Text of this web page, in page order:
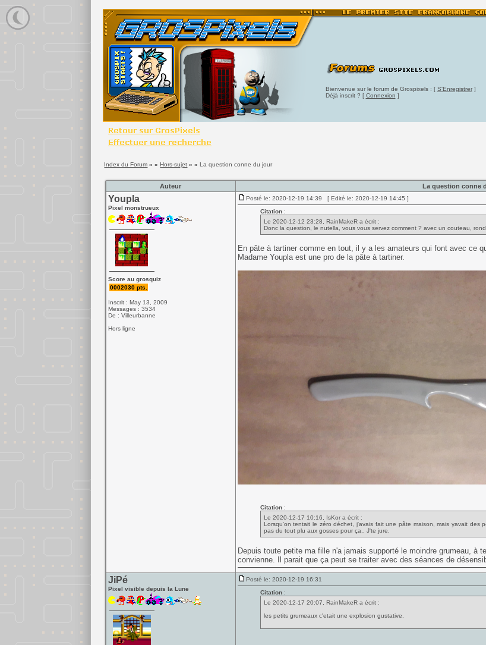
Bienvenue sur le forum de Grospixels : [ S'Enregistrer]
Déjà inscrit ? [ Connexion ]
Index du Forum » »Hors-sujet » »La question conne du jour
Auteur La question conne
Youpla
Pixel monstrueux
Score au grosquiz
0002030 pts.
Inscrit : May 13, 2009
Messages : 3534
De : Villeurbanne
Hors ligne
Posté le: 2020-12-19 14:39 [ Edité le: 2020-12-19 14:45 ]
Citation:
Le 2020-12-12 23:28, RainMakeR a écrit :
Donc la question, le nutella, vous vous servez comment ? avec un couteau,
En pâte à tartiner comme en tout, il y a les amateurs qui font avec ce
Madame Youpla est une pro de la pâte à tartiner.
Citation:
Le 2020-12-17 10:16, IsKor a écrit :
Lorsqu'on tentait le zéro déchet, j'avais fait une pâte maison, mais yavait des
pas du tout plu aux gosses pour ça.. J'te jure.
Depuis toute petite ma fille n'a jamais supporté le moindre grumeau, à
convienne. Il parait que ça peut se traiter avec des séances de
JiPé
Pixel visible depuis la Lune
Posté le: 2020-12-19 16:31
Citation:
Le 2020-12-17 20:07, RainMakeR a écrit :
les petits grumeaux c'etait une explosion gustative.